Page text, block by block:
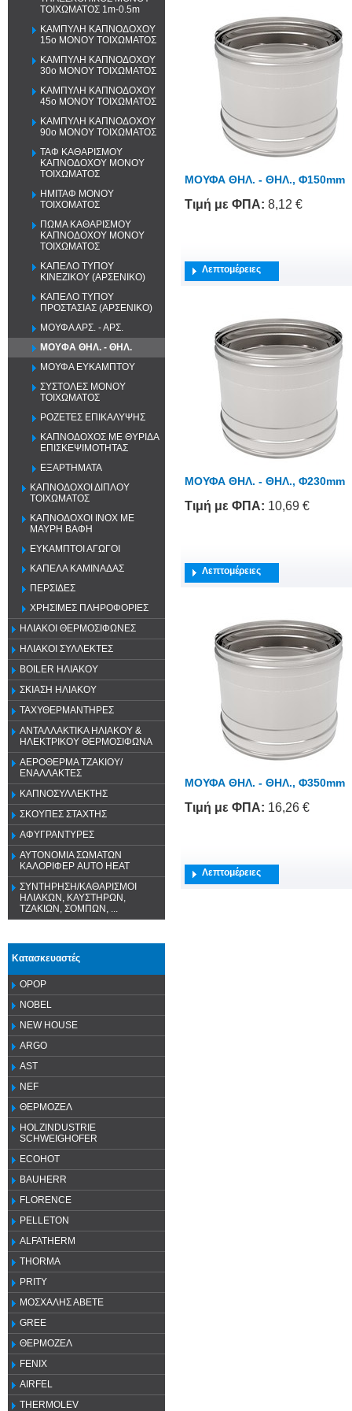
ΤΟΙΧΩΜΑΤΟΣ 1m-0.5m
ΚΑΜΠΥΛΗ ΚΑΠΝΟΔΟΧΟΥ
15o ΜΟΝΟΥ ΤΟΙΧΩΜΑΤΟΣ
ΚΑΜΠΥΛΗ ΚΑΠΝΟΔΟΧΟΥ
30o ΜΟΝΟΥ ΤΟΙΧΩΜΑΤΟΣ
ΚΑΜΠΥΛΗ ΚΑΠΝΟΔΟΧΟΥ
45o ΜΟΝΟΥ ΤΟΙΧΩΜΑΤΟΣ
ΚΑΜΠΥΛΗ ΚΑΠΝΟΔΟΧΟΥ
90o ΜΟΝΟΥ ΤΟΙΧΩΜΑΤΟΣ
ΤΑΦ ΚΑΘΑΡΙΣΜΟΥ
ΚΑΠΝΟΔΟΧΟΥ ΜΟΝΟΥ
ΤΟΙΧΩΜΑΤΟΣ
ΗΜΙΤΑΦ ΜΟΝΟΥ
ΤΟΙΧΟΜΑΤΟΣ
ΠΩΜΑ ΚΑΘΑΡΙΣΜΟΥ
ΚΑΠΝΟΔΟΧΟΥ ΜΟΝΟΥ
ΤΟΙΧΩΜΑΤΟΣ
ΚΑΠΕΛΟ ΤΥΠΟΥ
ΚΙΝΕΖΙΚΟΥ (ΑΡΣΕΝΙΚΟ)
ΚΑΠΕΛΟ ΤΥΠΟΥ
ΠΡΟΣΤΑΣΙΑΣ (ΑΡΣΕΝΙΚΟ)
ΜΟΥΦΑ ΑΡΣ. - ΑΡΣ.
ΜΟΥΦΑ ΘΗΛ. - ΘΗΛ.
ΜΟΥΦΑ ΕΥΚΑΜΠΤΟΥ
ΣΥΣΤΟΛΕΣ ΜΟΝΟΥ
ΤΟΙΧΩΜΑΤΟΣ
ΡΟΖΕΤΕΣ ΕΠΙΚΑΛΥΨΗΣ
ΚΑΠΝΟΔΟΧΟΣ ΜΕ ΘΥΡΙΔΑ
ΕΠΙΣΚΕΨΙΜΟΤΗΤΑΣ
ΕΞΑΡΤΗΜΑΤΑ
ΚΑΠΝΟΔΟΧΟΙ ΔΙΠΛΟΥ
ΤΟΙΧΩΜΑΤΟΣ
ΚΑΠΝΟΔΟΧΟΙ ΙΝΟΧ ΜΕ
ΜΑΥΡΗ ΒΑΦΗ
ΕΥΚΑΜΠΤΟΙ ΑΓΩΓΟΙ
ΚΑΠΕΛΑ ΚΑΜΙΝΑΔΑΣ
ΠΕΡΣΙΔΕΣ
ΧΡΗΣΙΜΕΣ ΠΛΗΡΟΦΟΡΙΕΣ
ΗΛΙΑΚΟΙ ΘΕΡΜΟΣΙΦΩΝΕΣ
ΗΛΙΑΚΟΙ ΣΥΛΛΕΚΤΕΣ
BOILER ΗΛΙΑΚΟΥ
ΣΚΙΑΣΗ ΗΛΙΑΚΟΥ
ΤΑΧΥΘΕΡΜΑΝΤΗΡΕΣ
ΑΝΤΑΛΛΑΚΤΙΚΑ ΗΛΙΑΚΟΥ &
ΗΛΕΚΤΡΙΚΟΥ ΘΕΡΜΟΣΙΦΩΝΑ
ΑΕΡΟΘΕΡΜΑ ΤΖΑΚΙΟΥ/
ΕΝΑΛΛΑΚΤΕΣ
ΚΑΠΝΟΣΥΛΛΕΚΤΗΣ
ΣΚΟΥΠΕΣ ΣΤΑΧΤΗΣ
ΑΦΥΓΡΑΝΤΥΡΕΣ
ΑΥΤΟΝΟΜΙΑ ΣΩΜΑΤΩΝ
ΚΑΛΟΡΙΦΕΡ AUTO HEAT
ΣΥΝΤΗΡΗΣΗ/ΚΑΘΑΡΙΣΜΟΙ
ΗΛΙΑΚΩΝ, ΚΑΥΣΤΗΡΩΝ,
ΤΖΑΚΙΩΝ, ΣΟΜΠΩΝ, ...
Κατασκευαστές
OPOP
NOBEL
NEW HOUSE
ARGO
AST
NEF
ΘΕΡΜΟΖΕΛ
HOLZINDUSTRIE
SCHWEIGHOFER
ECOHOT
BAUHERR
FLORENCE
PELLETON
ALFATHERM
THORMA
PRITY
ΜΟΣΧΑΛΗΣ ΑΒΕΤΕ
GREE
ΘΕΡΜΟΖΕΛ
FENIX
AIRFEL
THERMOLEV
ΜΟΥΦΑ ΘΗΛ. - ΘΗΛ., Φ150mm
Τιμή με ΦΠΑ: 8,12 €
Λεπτομέρειες
ΜΟΥΦΑ ΘΗΛ. - ΘΗΛ., Φ230mm
Τιμή με ΦΠΑ: 10,69 €
Λεπτομέρειες
ΜΟΥΦΑ ΘΗΛ. - ΘΗΛ., Φ350mm
Τιμή με ΦΠΑ: 16,26 €
Λεπτομέρειες